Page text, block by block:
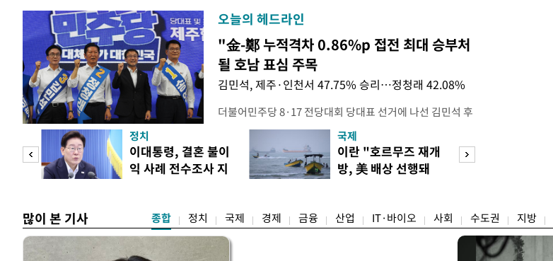
오늘의 헤드라인
"金-鄭 누적격차 0.86%p 접전 최대 승부처
될 호남 표심 주목
김민석, 제주·인천서 47.75% 승리…정청래 42.08%
더불어민주당 8·17 전당대회 당대표 선거에 나선 김민석 후
보가 8일 제주·인천 지역 순회경선에서 '누적 1위'를 탈환했
다. 앞서 정청래 후보 우세 지역으로 점쳐졌던 충청권과 부산
·울산·경남 경선에서 1승 1패를 주고 받은 김 후보는 이날
제주·인천 경선에서 이기며 '2승 1패'로 앞서가게 됐다. 다
정치
이대통령, 결혼 불이
익 사례 전수조사 지
국제
이란 "호르무즈 재개
방, 美 배상 선행돼
많이 본 기사 종합 정치 국제 경제 금융 산업 IT·바이오 사회 수도권 지방